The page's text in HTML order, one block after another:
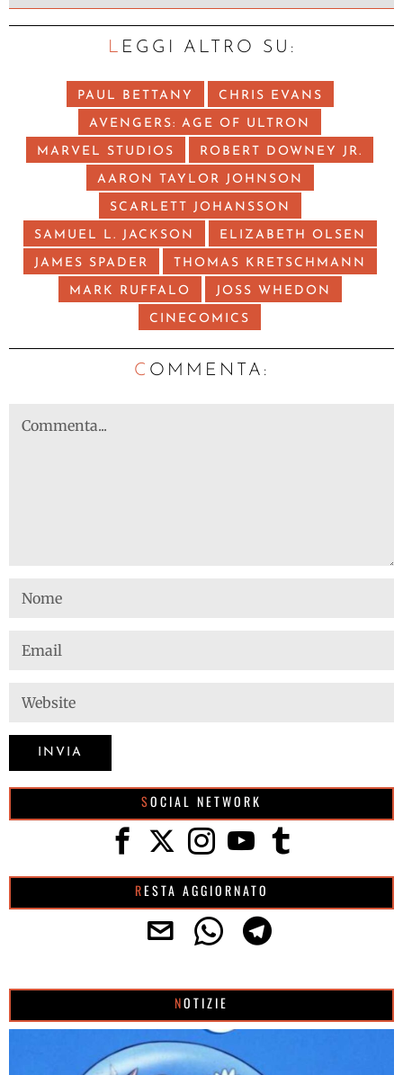
LEGGI ALTRO SU:
PAUL BETTANY CHRIS EVANS
AVENGERS: AGE OF ULTRON
MARVEL STUDIOS ROBERT DOWNEY JR.
AARON TAYLOR JOHNSON
SCARLETT JOHANSSON
SAMUEL L. JACKSON ELIZABETH OLSEN
JAMES SPADER THOMAS KRETSCHMANN
MARK RUFFALO JOSS WHEDON
CINECOMICS
C OMMENTA:
SOCIAL NETWORK
RESTA AGGIORNATO
NOTIZIE